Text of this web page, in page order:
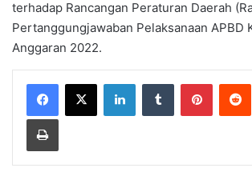
terhadap Rancangan Peraturan Daerah
Pertanggungjawaban Pelaksanaan APBD
Anggaran 2022.